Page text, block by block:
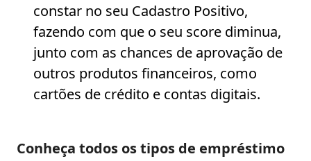
constar no seu Cadastro Positivo,
fazendo com que o seu score diminua,
junto com as chances de aprovação de
outros produtos financeiros, como
cartões de crédito e contas digitais.
Conheça todos os tipos de empréstimo